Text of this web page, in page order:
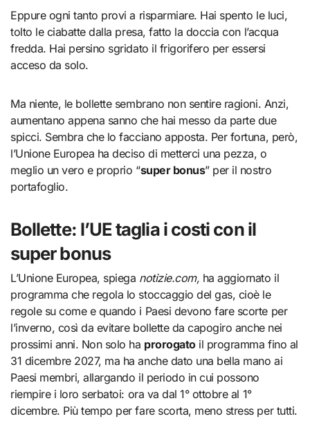
Eppure ogni tanto provi a risparmiare. Hai spento le luci,
tolto le ciabatte dalla presa, fatto la doccia con l’acqua
fredda. Hai persino sgridato il frigorifero per essersi
acceso da solo.
Ma niente, le bollette sembrano non sentire ragioni. Anzi,
aumentano appena sanno che hai messo da parte due
spicci. Sembra che lo facciano apposta. Per fortuna, però,
l’Unione Europea ha deciso di metterci una pezza, o
meglio un vero e proprio “super bonus” per il nostro
portafoglio.
Bollette: l’UE taglia i costi con il
super bonus
L’Unione Europea, spiega notizie.com, ha aggiornato il
programma che regola lo stoccaggio del gas, cioè le
regole su come e quando i Paesi devono fare scorte per
l’inverno, così da evitare bollette da capogiro anche nei
prossimi anni. Non solo ha prorogatoil programma fino al
31 dicembre 2027, ma ha anche dato una bella mano ai
Paesi membri, allargando il periodo in cui possono
riempire i loro serbatoi: ora va dal 1° ottobre al 1°
dicembre. Più tempo per fare scorta, meno stress per tutti.